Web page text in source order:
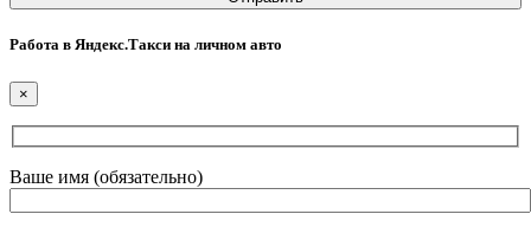
Работа в Яндекс.Такси на личном авто
×
Ваше имя (обязательно)